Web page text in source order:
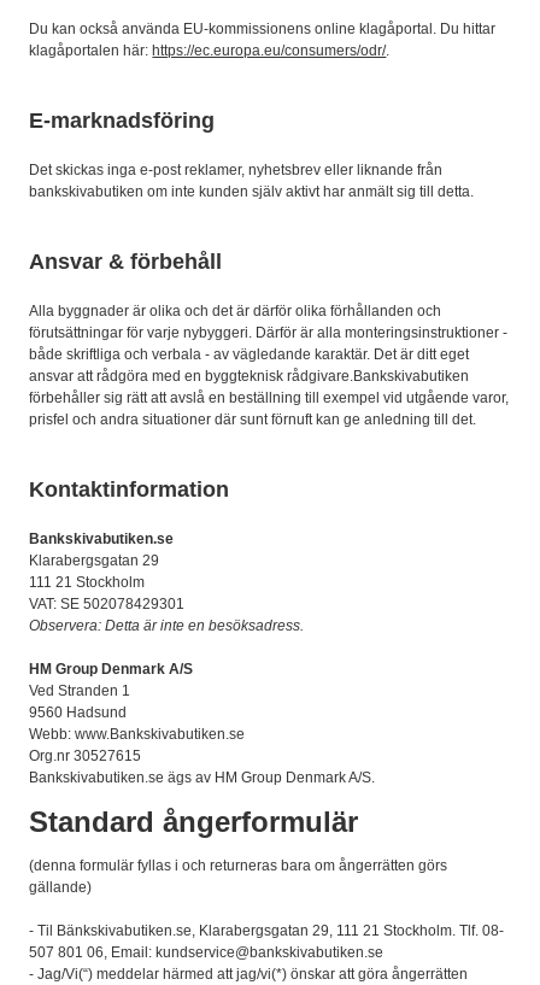
Du kan också använda EU-kommissionens online klagåportal. Du hittar
klagåportalen här: https://ec.europa.eu/consumers/odr/.
E-marknadsföring
Det skickas inga e-post reklamer, nyhetsbrev eller liknande från
bankskivabutiken om inte kunden själv aktivt har anmält sig till detta.
Ansvar & förbehåll
Alla byggnader är olika och det är därför olika förhållanden och
förutsättningar för varje nybyggeri. Därför är alla monteringsinstruktioner -
både skriftliga och verbala - av vägledande karaktär. Det är ditt eget
ansvar att rådgöra med en byggteknisk rådgivare.Bankskivabutiken
förbehåller sig rätt att avslå en beställning till exempel vid utgående varor,
prisfel och andra situationer där sunt förnuft kan ge anledning till det.
Kontaktinformation
Bankskivabutiken.se
Klarabergsgatan 29
111 21 Stockholm
VAT: SE 502078429301
Observera: Detta är inte en besöksadress.
HM Group Denmark A/S
Ved Stranden 1
9560 Hadsund
Webb: www.Bankskivabutiken.se
Org.nr 30527615
Bankskivabutiken.se ägs av HM Group Denmark A/S.
Standard ångerformulär
(denna formulär fyllas i och returneras bara om ångerrätten görs
gällande)
- Til Bänkskivabutiken.se, Klarabergsgatan 29, 111 21 Stockholm. Tlf. 08-
507 801 06, Email: kundservice@bankskivabutiken.se
- Jag/Vi(“) meddelar härmed att jag/vi(*) önskar att göra ångerrätten